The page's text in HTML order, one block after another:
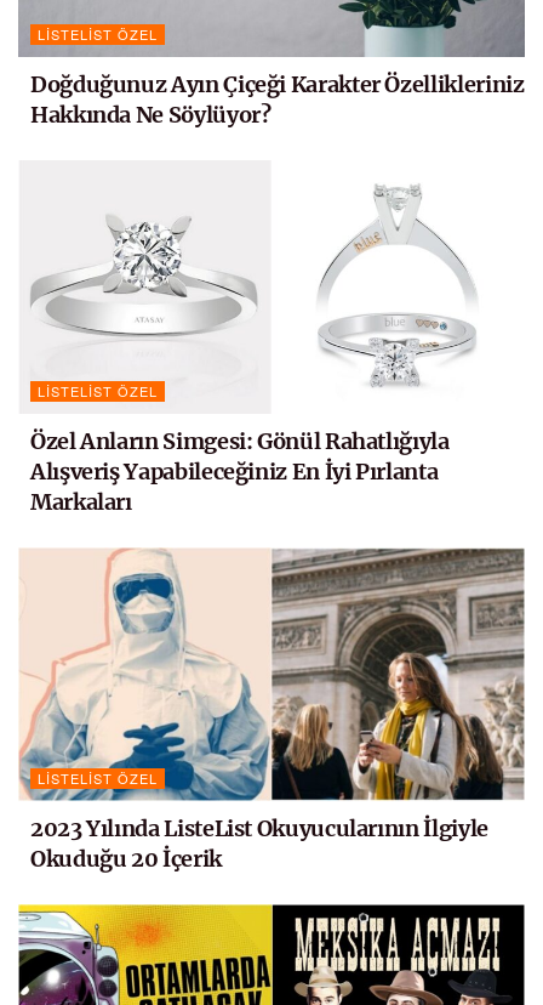
LISTELIST ÖZEL
Doğduğunuz Ayın Çiçeği Karakter Özellikleriniz
Hakkında Ne Söylüyor?
LISTELIST ÖZEL
Özel Anların Simgesi: Gönül Rahatlığıyla
Alışveriş Yapabileceğiniz En İyi Pırlanta
Markaları
LISTELIST ÖZEL
2023 Yılında ListeList Okuyucularının İlgiyle
Okuduğu 20 İçerik